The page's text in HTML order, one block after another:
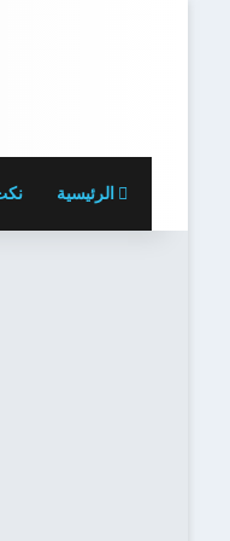
الرئيسية